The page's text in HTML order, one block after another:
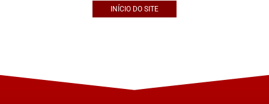
INÍCIO DO SITE